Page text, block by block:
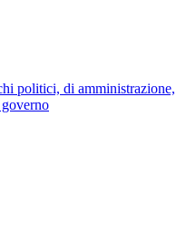
politici, di amministrazione,